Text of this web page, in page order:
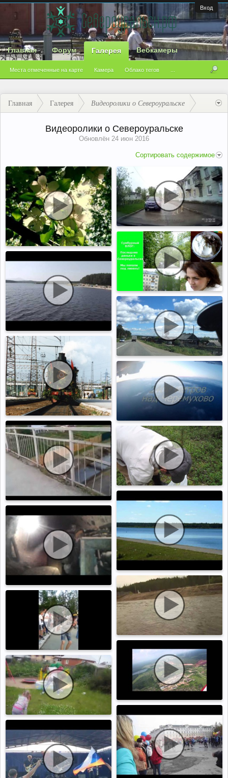
Вход
Главная Форум Галерея
Места отмеченные на карте Камера Облако тегов
Вебкамеры
Главная Галерея Видеоролики о Североуральске
Видеоролики о Североуральске
Обновлён 24 июн 2016
Сортировать содержимое